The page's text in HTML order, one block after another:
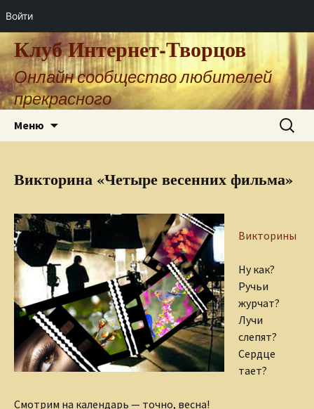
Войти
Клуб Интернет-Творцов
Онлайн сообщество любителей
прекрасного
Меню Найти:
Викторина «Четыре весенних фильма»
Викторины
Ну как?
Ручьи
журчат?
Лучи
слепят?
Сердце
тает?
Смотрим на календарь — точно, весна!